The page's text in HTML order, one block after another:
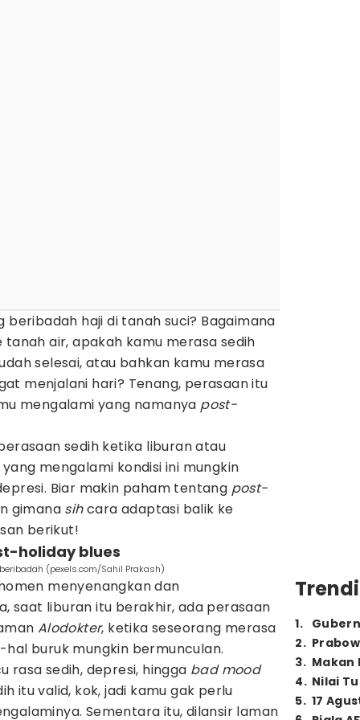
beribadah haji di tanah suci? Bagaimana
air, apakah kamu merasa sedih
selesai, atau bahkan kamu merasa
menjalani hari? Tenang, perasaan itu
mengalami yang namanya post-
sedih ketika liburan atau
mengalami kondisi ini mungkin
Biar makin paham tentang post-
gimana sihcara adaptasi balik ke
berikut!
holiday blues
(pexels.com/Sahil Prakash)
menyenangkan dan
saat liburan itu berakhir, ada perasaan
Alodokter, ketika seseorang merasa
buruk mungkin bermunculan.
rasa sedih, depresi, hingga bad mood
itu valid, kok, jadi kamu gak perlu
Sementara itu, dilansir laman
1.
2.
3. Makan
4. Nilai
5. 17